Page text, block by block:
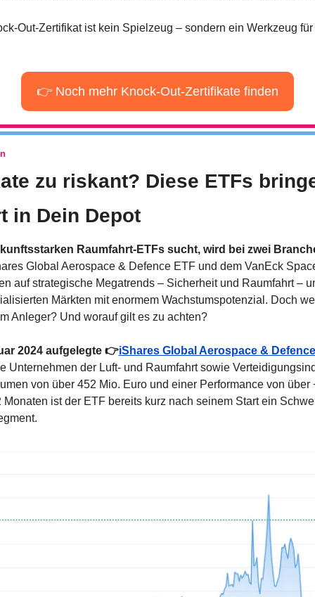
Out-Zertifikat ist kein Spielzeug – sondern ein Werkzeug
👉 Noch mehr Knock-Out-Zertifikate finden
zu riskant? Diese ETFs
in Dein Depot
Raumfahrt-ETFs sucht, wird bei zwei
Global Aerospace & Defence ETF und dem VanEck
auf strategische Megatrends – Sicherheit und Raumfahrt –
Märkten mit enormem Wachstumspotenzial. Doch
Anleger? Und worauf gilt es zu achten?
2024 aufgelegte 👉iShares Global Aerospace &
Unternehmen der Luft- und Raumfahrt sowie
von über 452 Mio. Euro und einer Performance von über
ist der ETF bereits kurz nach seinem Start ein